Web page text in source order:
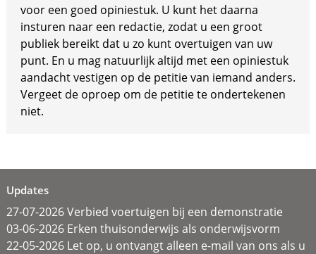
voor een goed opiniestuk. U kunt het daarna
insturen naar een redactie, zodat u een groot
publiek bereikt dat u zo kunt overtuigen van uw
punt. En u mag natuurlijk altijd met een opiniestuk
aandacht vestigen op de petitie van iemand anders.
Vergeet de oproep om de petitie te ondertekenen
niet.
Updates
27-07-2026 Verbied voertuigen bij een demonstratie
03-06-2026 Erken thuisonderwijs als onderwijsvorm
22-05-2026 Let op, u ontvangt alleen e-mail van ons als u